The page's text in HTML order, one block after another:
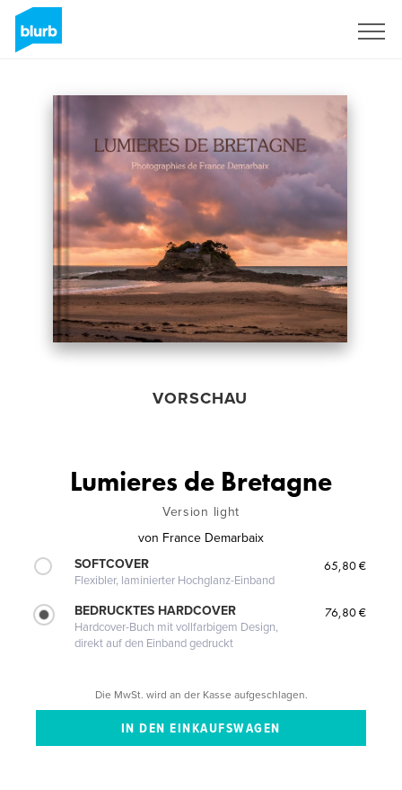
VORSCHAU
Lumieres de Bretagne
Version light
von France Demarbaix
SOFTCOVER
Flexibler, laminierter Hochglanz-Einband
65,80 €
BEDRUCKTES HARDCOVER
Hardcover-Buch mit vollfarbigem Design,
direkt auf den Einband gedruckt
76,80 €
Die MwSt. wird an der Kasse aufgeschlagen.